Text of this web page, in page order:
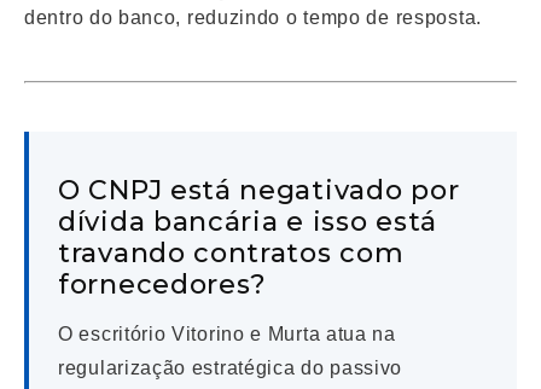
dentro do banco, reduzindo o tempo de resposta.
O CNPJ está negativado por
dívida bancária e isso está
travando contratos com
fornecedores?
O escritório Vitorino e Murta atua na
regularização estratégica do passivo